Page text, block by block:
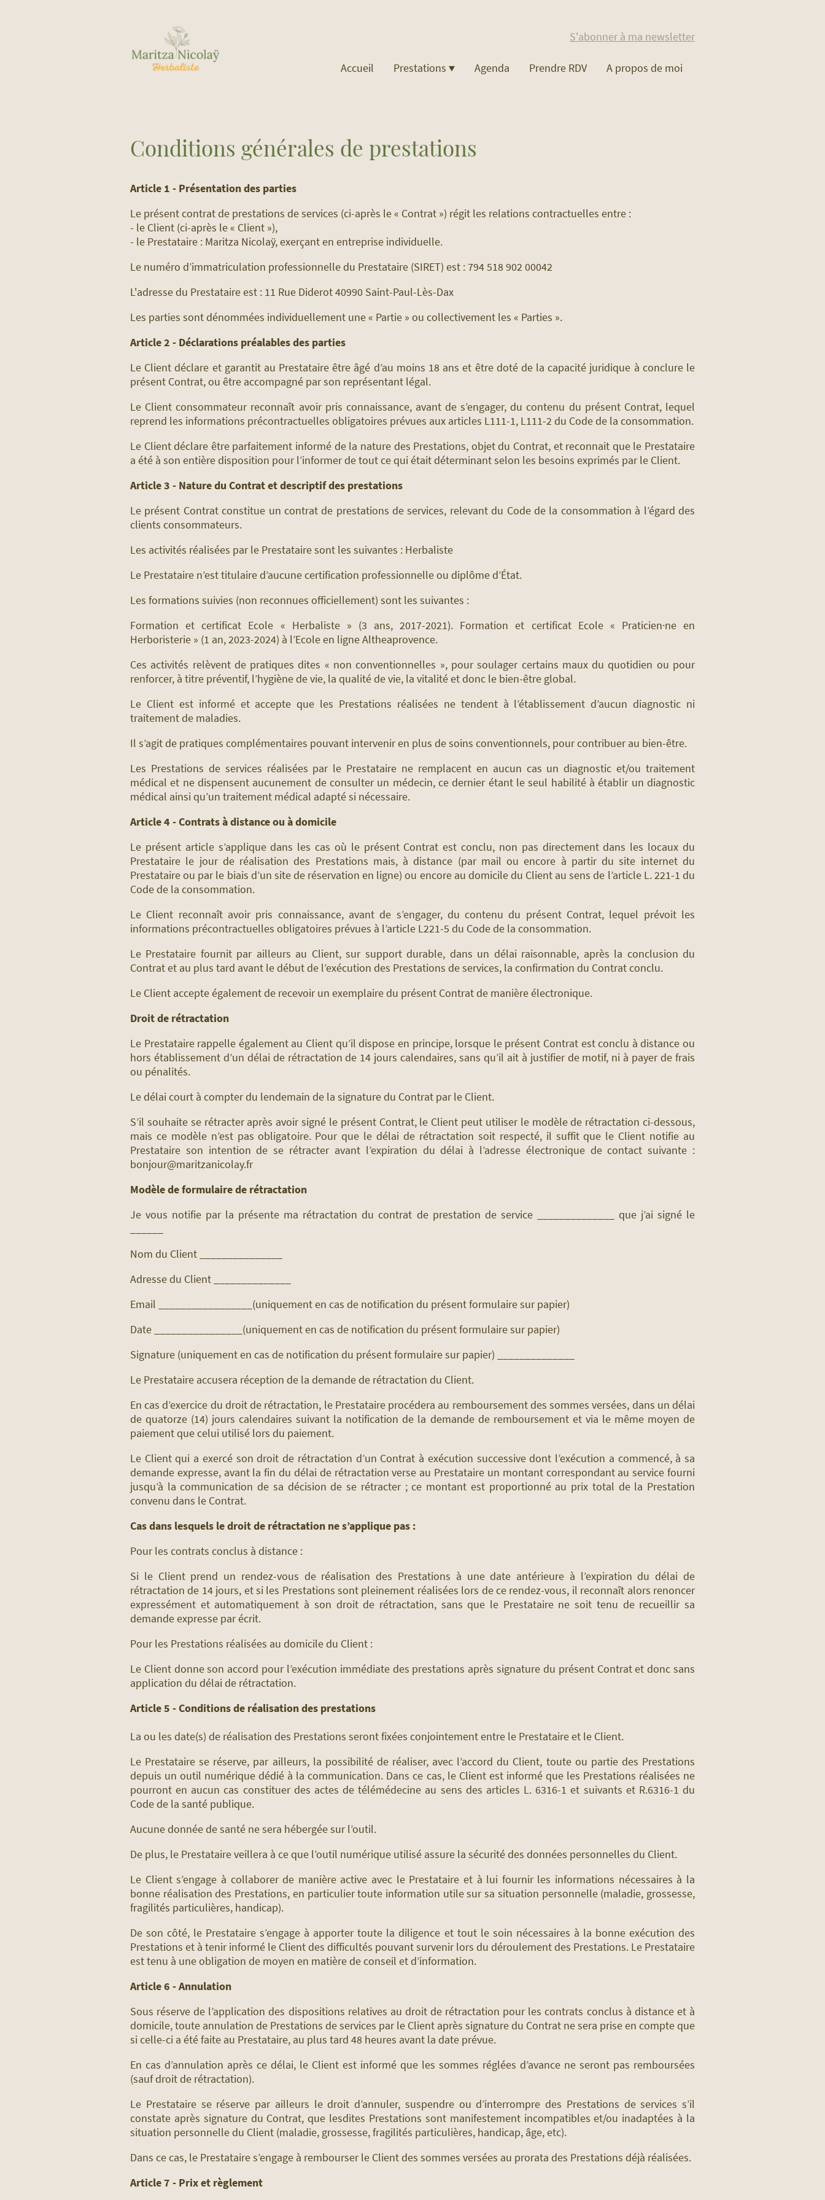
S'abonner à ma newsletter
Accueil Prestations Agenda Prendre RDV A propos de moi
Conditions générales de prestations
Article 1 - Présentation des parties
Le présent contrat de prestations de services (ci-après le « Contrat ») régit les relations contractuelles entre :
- le Client (ci-après le « Client »),
- le Prestataire : Maritza Nicolaÿ, exerçant en entreprise individuelle.
Le numéro d’immatriculation professionnelle du Prestataire (SIRET) est : 794 518 902 00042
L'adresse du Prestataire est : 11 Rue Diderot 40990 Saint-Paul-Lès-Dax
Les parties sont dénommées individuellement une « Partie » ou collectivement les « Parties ».
Article 2 - Déclarations préalables des parties
Le Client déclare et garantit au Prestataire être âgé d’au moins 18 ans et être doté de la capacité juridique à conclure le
présent Contrat, ou être accompagné par son représentant légal.
Le Client consommateur reconnaît avoir pris connaissance, avant de s’engager, du contenu du présent Contrat, lequel
reprend les informations précontractuelles obligatoires prévues aux articles L111-1, L111-2 du Code de la consommation.
Le Client déclare être parfaitement informé de la nature des Prestations, objet du Contrat, et reconnait que le Prestataire
a été à son entière disposition pour l’informer de tout ce qui était déterminant selon les besoins exprimés par le Client.
Article 3 - Nature du Contrat et descriptif des prestations
Le présent Contrat constitue un contrat de prestations de services, relevant du Code de la consommation à l’égard des
clients consommateurs.
Les activités réalisées par le Prestataire sont les suivantes : Herbaliste
Le Prestataire n’est titulaire d’aucune certification professionnelle ou diplôme d’État.
Les formations suivies (non reconnues officiellement) sont les suivantes :
Formation et certificat Ecole « Herbaliste » (3 ans, 2017-2021). Formation et certificat Ecole « Praticien·ne en
Herboristerie » (1 an, 2023-2024) à l’Ecole en ligne Altheaprovence.
Ces activités relèvent de pratiques dites « non conventionnelles », pour soulager certains maux du quotidien ou pour
renforcer, à titre préventif, l’hygiène de vie, la qualité de vie, la vitalité et donc le bien-être global.
Le Client est informé et accepte que les Prestations réalisées ne tendent à l’établissement d’aucun diagnostic ni
traitement de maladies.
Il s’agit de pratiques complémentaires pouvant intervenir en plus de soins conventionnels, pour contribuer au bien-être.
Les Prestations de services réalisées par le Prestataire ne remplacent en aucun cas un diagnostic et/ou traitement
médical et ne dispensent aucunement de consulter un médecin, ce dernier étant le seul habilité à établir un diagnostic
médical ainsi qu’un traitement médical adapté si nécessaire.
Article 4 - Contrats à distance ou à domicile
Le présent article s’applique dans les cas où le présent Contrat est conclu, non pas directement dans les locaux du
Prestataire le jour de réalisation des Prestations mais, à distance (par mail ou encore à partir du site internet du
Prestataire ou par le biais d’un site de réservation en ligne) ou encore au domicile du Client au sens de l’article L. 221-1 du
Code de la consommation.
Le Client reconnaît avoir pris connaissance, avant de s’engager, du contenu du présent Contrat, lequel prévoit les
informations précontractuelles obligatoires prévues à l’article L221-5 du Code de la consommation.
Le Prestataire fournit par ailleurs au Client, sur support durable, dans un délai raisonnable, après la conclusion du
Contrat et au plus tard avant le début de l’exécution des Prestations de services, la confirmation du Contrat conclu.
Le Client accepte également de recevoir un exemplaire du présent Contrat de manière électronique.
Droit de rétractation
Le Prestataire rappelle également au Client qu’il dispose en principe, lorsque le présent Contrat est conclu à distance ou
hors établissement d’un délai de rétractation de 14 jours calendaires, sans qu’il ait à justifier de motif, ni à payer de frais
ou pénalités.
Le délai court à compter du lendemain de la signature du Contrat par le Client.
S’il souhaite se rétracter après avoir signé le présent Contrat, le Client peut utiliser le modèle de rétractation ci-dessous,
mais ce modèle n’est pas obligatoire. Pour que le délai de rétractation soit respecté, il suffit que le Client notifie au
Prestataire son intention de se rétracter avant l’expiration du délai à l’adresse électronique de contact suivante :
bonjour@maritzanicolay.fr
Modèle de formulaire de rétractation
Je vous notifie par la présente ma rétractation du contrat de prestation de service ______________ que j’ai signé le
Nom du Client _______________
Adresse du Client ______________
Email _________________(uniquement en cas de notification du présent formulaire sur papier)
Date ________________(uniquement en cas de notification du présent formulaire sur papier)
Signature (uniquement en cas de notification du présent formulaire sur papier) ______________
Le Prestataire accusera réception de la demande de rétractation du Client.
En cas d’exercice du droit de rétractation, le Prestataire procédera au remboursement des sommes versées, dans un délai
de quatorze (14) jours calendaires suivant la notification de la demande de remboursement et via le même moyen de
paiement que celui utilisé lors du paiement.
Le Client qui a exercé son droit de rétractation d’un Contrat à exécution successive dont l’exécution a commencé, à sa
demande expresse, avant la fin du délai de rétractation verse au Prestataire un montant correspondant au service fourni
jusqu’à la communication de sa décision de se rétracter ; ce montant est proportionné au prix total de la Prestation
convenu dans le Contrat.
Cas dans lesquels le droit de rétractation ne s’applique pas :
Pour les contrats conclus à distance :
Si le Client prend un rendez-vous de réalisation des Prestations à une date antérieure à l’expiration du délai de
rétractation de 14 jours, et si les Prestations sont pleinement réalisées lors de ce rendez-vous, il reconnaît alors renoncer
expressément et automatiquement à son droit de rétractation, sans que le Prestataire ne soit tenu de recueillir sa
demande expresse par écrit.
Pour les Prestations réalisées au domicile du Client :
Le Client donne son accord pour l’exécution immédiate des prestations après signature du présent Contrat et donc sans
application du délai de rétractation.
Article 5 - Conditions de réalisation des prestations
La ou les date(s) de réalisation des Prestations seront fixées conjointement entre le Prestataire et le Client.
Le Prestataire se réserve, par ailleurs, la possibilité de réaliser, avec l’accord du Client, toute ou partie des Prestations
depuis un outil numérique dédié à la communication. Dans ce cas, le Client est informé que les Prestations réalisées ne
pourront en aucun cas constituer des actes de télémédecine au sens des articles L. 6316-1 et suivants et R.6316-1 du
Code de la santé publique.
Aucune donnée de santé ne sera hébergée sur l’outil.
De plus, le Prestataire veillera à ce que l’outil numérique utilisé assure la sécurité des données personnelles du Client.
Le Client s’engage à collaborer de manière active avec le Prestataire et à lui fournir les informations nécessaires à la
bonne réalisation des Prestations, en particulier toute information utile sur sa situation personnelle (maladie, grossesse,
fragilités particulières, handicap).
De son côté, le Prestataire s’engage à apporter toute la diligence et tout le soin nécessaires à la bonne exécution des
Prestations et à tenir informé le Client des difficultés pouvant survenir lors du déroulement des Prestations. Le Prestataire
est tenu à une obligation de moyen en matière de conseil et d’information.
Article 6 - Annulation
Sous réserve de l’application des dispositions relatives au droit de rétractation pour les contrats conclus à distance et à
domicile, toute annulation de Prestations de services par le Client après signature du Contrat ne sera prise en compte que
si celle-ci a été faite au Prestataire, au plus tard 48 heures avant la date prévue.
En cas d’annulation après ce délai, le Client est informé que les sommes réglées d’avance ne seront pas remboursées
(sauf droit de rétractation).
Le Prestataire se réserve par ailleurs le droit d’annuler, suspendre ou d’interrompre des Prestations de services s’il
constate après signature du Contrat, que lesdites Prestations sont manifestement incompatibles et/ou inadaptées à la
situation personnelle du Client (maladie, grossesse, fragilités particulières, handicap, âge, etc).
Dans ce cas, le Prestataire s’engage à rembourser le Client des sommes versées au prorata des Prestations déjà réalisées.
Article 7 - Prix et règlement